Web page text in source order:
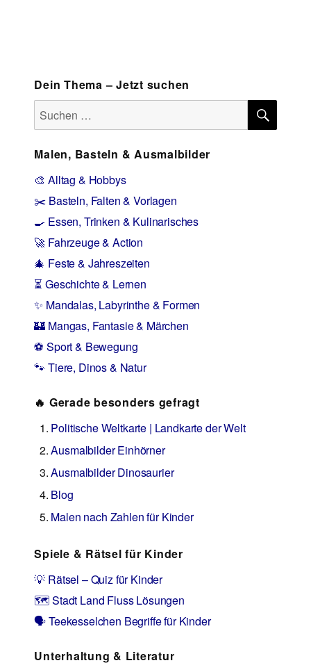
Dein Thema – Jetzt suchen
Suchen
nach:
Malen, Basteln & Ausmalbilder
🎨 Alltag & Hobbys
✂️ Basteln, Falten & Vorlagen
🍳 Essen, Trinken & Kulinarisches
🚀 Fahrzeuge & Action
🎄 Feste & Jahreszeiten
⏳ Geschichte & Lernen
✨ Mandalas, Labyrinthe & Formen
🏰 Mangas, Fantasie & Märchen
⚽ Sport & Bewegung
🐾 Tiere, Dinos & Natur
🔥 Gerade besonders gefragt
Politische Weltkarte | Landkarte der Welt
Ausmalbilder Einhörner
Ausmalbilder Dinosaurier
Blog
Malen nach Zahlen für Kinder
Spiele & Rätsel für Kinder
💡 Rätsel – Quiz für Kinder
🗺️ Stadt Land Fluss Lösungen
🗣️ Teekesselchen Begriffe für Kinder
Unterhaltung & Literatur